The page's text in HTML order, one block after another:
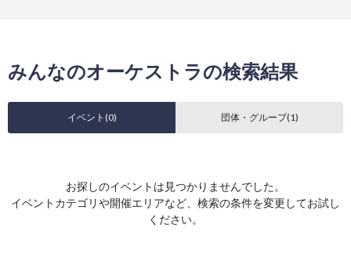
みんなのオーケストラの検索結果
イベント(0) 団体・グループ(1)
お探しのイベントは見つかりませんでした。
イベントカテゴリや開催エリアなど、検索の条件を変更してお試し
ください。